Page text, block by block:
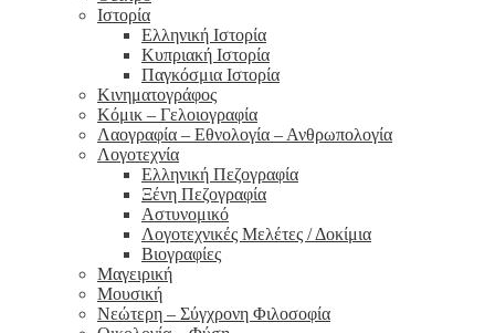
Ιστορία
Ελληνική Ιστορία
Κυπριακή Ιστορία
Παγκόσμια Ιστορία
Κινηματογράφος
Κόμικ – Γελοιογραφία
Λαογραφία – Εθνολογία – Ανθρωπολογία
Λογοτεχνία
Ελληνική Πεζογραφία
Ξένη Πεζογραφία
Αστυνομικό
Λογοτεχνικές Μελέτες / Δοκίμια
Βιογραφίες
Μαγειρική
Μουσική
Νεώτερη – Σύγχρονη Φιλοσοφία